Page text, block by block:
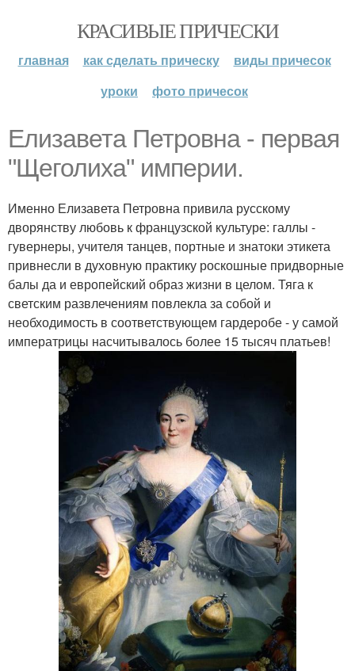
КРАСИВЫЕ ПРИЧЕСКИ
главная как сделать прическу
виды причесок
уроки
фото причесок
Елизавета Петровна - первая
"Щеголиха" империи.
Именно Елизавета Петровна привила русскому
дворянству любовь к французской культуре: галлы -
гувернеры, учителя танцев, портные и знатоки этикета
привнесли в духовную практику роскошные придворные
балы да и европейский образ жизни в целом. Тяга к
светским развлечениям повлекла за собой и
необходимость в соответствующем гардеробе - у самой
императрицы насчитывалось более 15 тысяч платьев!